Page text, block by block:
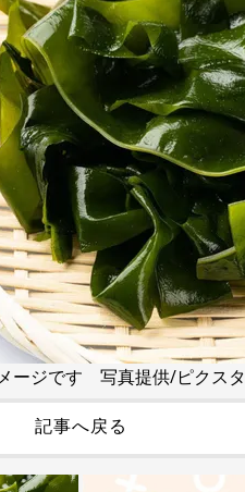
ージです 写真提供/ピクスタ
記事へ戻る